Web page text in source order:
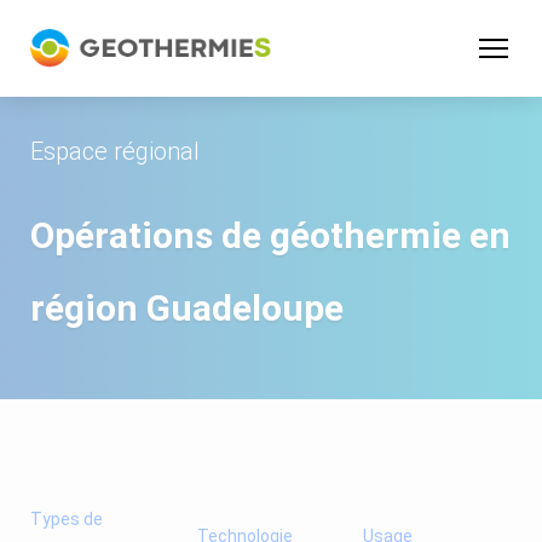
Espace régional
Opérations de géothermie en
région Guadeloupe
Types de
Technologie Usage